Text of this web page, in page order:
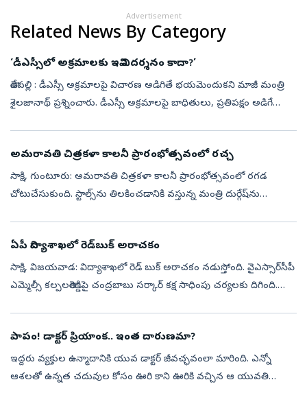
Advertisement
Related News By Category
‘డీఎస్సీలో అక్రమాలకు ఇవి నిదర్శనం కాదా?’
తాడేపల్లి : డీఎస్సీ అక్రమాలపై విచారణ అడిగితే భయమెందుకని మాజీ మంత్రి
శైలజానాథ్‌ ప్రశ్నించారు. డీఎస్సీ అక్రమాలపై బాధితులు, ప్రతిపక్షం అడిగే
అమరావతి చిత్రకళా కాలనీ ప్రారంభోత్సవంలో రచ్చ
సాక్షి, గుంటూరు: అమరావతి చిత్రకళా కాలనీ ప్రారంభోత్సవంలో రగడ
చోటుచేసుకుంది. స్టాల్స్‌ను తిలకించడానికి వస్తున్న మంత్రి దుర్గేష్‌ను
ఏపీ విద్యాశాఖలో రెడ్‌బుక్ అరాచకం
సాక్షి, విజయవాడ: విద్యాశాఖలో రెడ్‌ బుక్ అరాచకం నడుస్తోంది. వైఎస్సార్‌సీపీ
ఎమ్మెల్సీ కల్పలతారెడ్డిపై చంద్రబాబు సర్కార్‌ కక్ష సాధింపు చర్యలకు దిగింది.
పాపం! డాక్ట‌ర్ ప్రియాంక‌.. ఇంత దారుణ‌మా?
ఇద్ద‌రు వ్య‌క్తుల ఉన్మాదానికి యువ డాక్ట‌ర్ జీవ‌చ్ఛ‌వంలా మారింది. ఎన్నో
ఆశ‌ల‌తో ఉన్న‌త చ‌దువుల కోసం ఊరి కాని ఊరికి వ‌చ్చిన ఆ యువ‌తి